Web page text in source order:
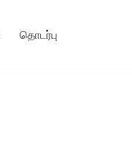
தொடர்பு